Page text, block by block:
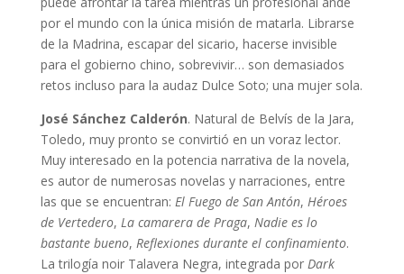
por el mundo con la única misión de matarla. Librarse
de la Madrina, escapar del sicario, hacerse invisible
para el gobierno chino, sobrevivir… son demasiados
retos incluso para la audaz Dulce Soto; una mujer sola.
José Sánchez Calderón. Natural de Belvís de la Jara,
Toledo, muy pronto se convirtió en un voraz lector.
Muy interesado en la potencia narrativa de la novela,
es autor de numerosas novelas y narraciones, entre
las que se encuentran: El Fuego de San Antón, Héroes
de Vertedero, La camarera de Praga, Nadie es lo
bastante bueno, Reflexiones durante el confinamiento.
La trilogía noir Talavera Negra, integrada por Dark